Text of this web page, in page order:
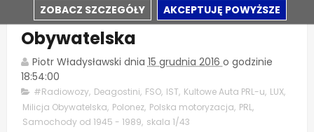
a
FSO Polonez Lux - Milicja
Obywatelska
Piotr Władysławski dnia 15 grudnia 2016 o godzinie
18:54:00
#Radiowozy, Deagostini, FSO, IST, Kultowe Auta PRL-u, LUX,
Milicja Obywatelska, Polonez, Polska motoryzacja, PRL,
Samochody od 1945 - 1989, skala 1/43
ZOBACZ SZCZEGÓŁY AKCEPTUJĘ POWYŻSZE